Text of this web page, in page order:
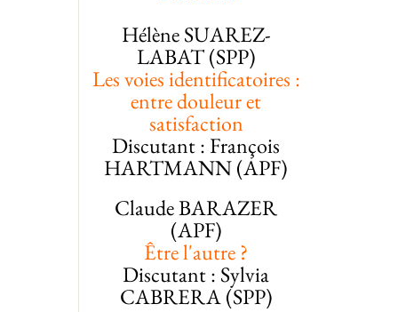
Hélène SUAREZ-
LABAT (SPP)
Les voies identificatoires :
entre douleur et
satisfaction
Discutant : François
HARTMANN (APF)
Claude BARAZER
(APF)
Être l'autre ?
Discutant : Sylvia
CABRERA (SPP)